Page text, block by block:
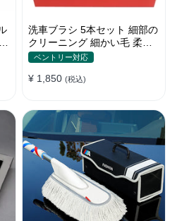
洗車ブラシ 5本セット 細部の
クリーニング 細かい毛 柔ら
かい豚毛 ディテールブラシ
ベントリー対応
¥ 1,850 (税込)